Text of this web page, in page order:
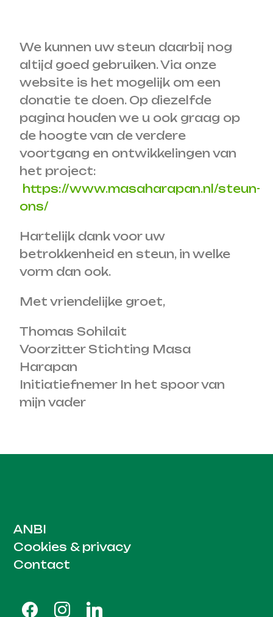
We kunnen uw steun daarbij nog
altijd goed gebruiken. Via onze
website is het mogelijk om een
donatie te doen. Op diezelfde
pagina houden we u ook graag op
de hoogte van de verdere
voortgang en ontwikkelingen van
het project:
https://www.masaharapan.nl/steun-
ons/
Hartelijk dank voor uw
betrokkenheid en steun, in welke
vorm dan ook.
Met vriendelijke groet,
Thomas Sohilait
Voorzitter Stichting Masa
Harapan
Initiatiefnemer In het spoor van
mijn vader
ANBI
Cookies & privacy
Contact